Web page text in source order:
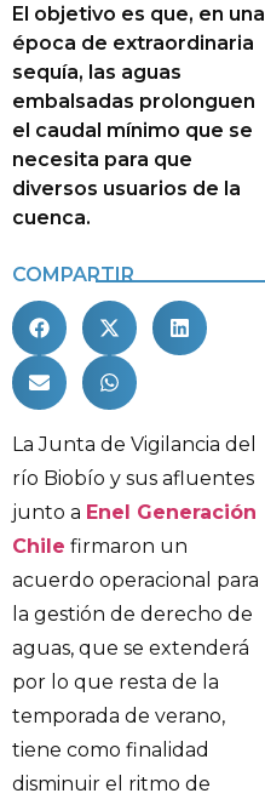
El objetivo es que, en una
época de extraordinaria
sequía, las aguas
embalsadas prolonguen
el caudal mínimo que se
necesita para que
diversos usuarios de la
cuenca.
COMPARTIR
La Junta de Vigilancia del
río Biobío y sus afluentes
junto a Enel Generación
Chile firmaron un
acuerdo operacional para
la gestión de derecho de
aguas, que se extenderá
por lo que resta de la
temporada de verano,
tiene como finalidad
disminuir el ritmo de